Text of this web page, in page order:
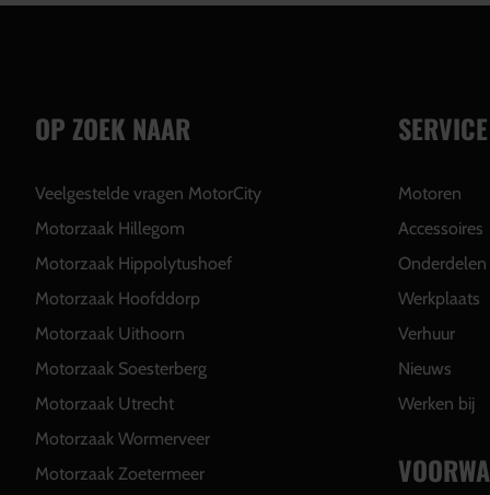
OP ZOEK NAAR
Veelgestelde vragen MotorCity
Motorzaak Hillegom
Motorzaak Hippolytushoef
Motorzaak Hoofddorp
Motorzaak Uithoorn
Motorzaak Soesterberg
Motorzaak Utrecht
Motorzaak Wormerveer
Motorzaak Zoetermeer
SERVICE
Motoren
Accessoires
Onderdelen
Werkplaats
Verhuur
Nieuws
Werken bij